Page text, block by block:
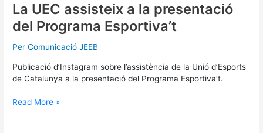
La UEC assisteix a la presentació
del Programa Esportiva’t
Per Comunicació JEEB
Publicació d’Instagram sobre l’assistència de la Unió d’Esports
de Catalunya a la presentació del Programa Esportiva’t.
Read More »